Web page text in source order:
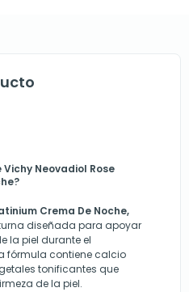
Vichy Neovadiol Rose
Crema De Noche,
diseñada para apoyar
la piel durante el
fórmula contiene calcio
tonificantes que
de la piel.